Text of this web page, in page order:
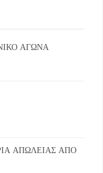
ΑΓΩΝΑ
ΑΠΩΛΕΙΑΣ ΑΠΟ